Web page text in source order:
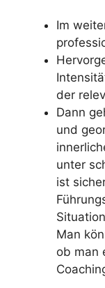
Im
der
Dann
und
unter
ist
Man
ob man